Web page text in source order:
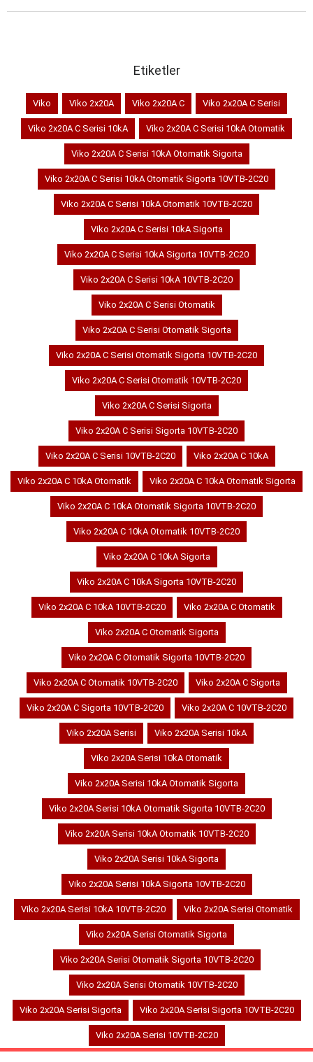
Etiketler
Viko Viko 2x20A Viko 2x20A C Viko 2x20A C Serisi
Viko 2x20A C Serisi 10kA Viko 2x20A C Serisi 10kA Otomatik
Viko 2x20A C Serisi 10kA Otomatik Sigorta
Viko 2x20A C Serisi 10kA Otomatik Sigorta 10VTB-2C20
Viko 2x20A C Serisi 10kA Otomatik 10VTB-2C20
Viko 2x20A C Serisi 10kA Sigorta
Viko 2x20A C Serisi 10kA Sigorta 10VTB-2C20
Viko 2x20A C Serisi 10kA 10VTB-2C20
Viko 2x20A C Serisi Otomatik
Viko 2x20A C Serisi Otomatik Sigorta
Viko 2x20A C Serisi Otomatik Sigorta 10VTB-2C20
Viko 2x20A C Serisi Otomatik 10VTB-2C20
Viko 2x20A C Serisi Sigorta
Viko 2x20A C Serisi Sigorta 10VTB-2C20
Viko 2x20A C Serisi 10VTB-2C20 Viko 2x20A C 10kA
Viko 2x20A C 10kA Otomatik Viko 2x20A C 10kA Otomatik Sigorta
Viko 2x20A C 10kA Otomatik Sigorta 10VTB-2C20
Viko 2x20A C 10kA Otomatik 10VTB-2C20
Viko 2x20A C 10kA Sigorta
Viko 2x20A C 10kA Sigorta 10VTB-2C20
Viko 2x20A C 10kA 10VTB-2C20 Viko 2x20A C Otomatik
Viko 2x20A C Otomatik Sigorta
Viko 2x20A C Otomatik Sigorta 10VTB-2C20
Viko 2x20A C Otomatik 10VTB-2C20 Viko 2x20A C Sigorta
Viko 2x20A C Sigorta 10VTB-2C20 Viko 2x20A C 10VTB-2C20
Viko 2x20A Serisi Viko 2x20A Serisi 10kA
Viko 2x20A Serisi 10kA Otomatik
Viko 2x20A Serisi 10kA Otomatik Sigorta
Viko 2x20A Serisi 10kA Otomatik Sigorta 10VTB-2C20
Viko 2x20A Serisi 10kA Otomatik 10VTB-2C20
Viko 2x20A Serisi 10kA Sigorta
Viko 2x20A Serisi 10kA Sigorta 10VTB-2C20
Viko 2x20A Serisi 10kA 10VTB-2C20 Viko 2x20A Serisi Otomatik
Viko 2x20A Serisi Otomatik Sigorta
Viko 2x20A Serisi Otomatik Sigorta 10VTB-2C20
Viko 2x20A Serisi Otomatik 10VTB-2C20
Viko 2x20A Serisi Sigorta Viko 2x20A Serisi Sigorta 10VTB-2C20
Viko 2x20A Serisi 10VTB-2C20